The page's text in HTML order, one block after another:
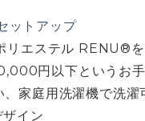
ットアップ
リエステル RENU®
円以下というお
家庭用洗濯機で洗濯
イン